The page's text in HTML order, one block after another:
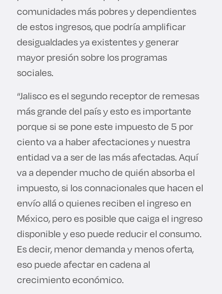
comunidades más pobres y dependientes
de estos ingresos, que podría amplificar
desigualdades ya existentes y generar
mayor presión sobre los programas
sociales.
“Jalisco es el segundo receptor de remesas
más grande del país y esto es importante
porque si se pone este impuesto de 5 por
ciento va a haber afectaciones y nuestra
entidad va a ser de las más afectadas. Aquí
va a depender mucho de quién absorba el
impuesto, si los connacionales que hacen el
envío allá o quienes reciben el ingreso en
México, pero es posible que caiga el ingreso
disponible y eso puede reducir el consumo.
Es decir, menor demanda y menos oferta,
eso puede afectar en cadena al
crecimiento económico.